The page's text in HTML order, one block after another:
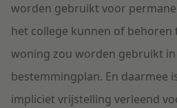
worden gebruikt voor
het college kunnen of behoren
woning zou worden gebruikt
bestemmingplan. En daarmee
impliciet vrijstelling verleend